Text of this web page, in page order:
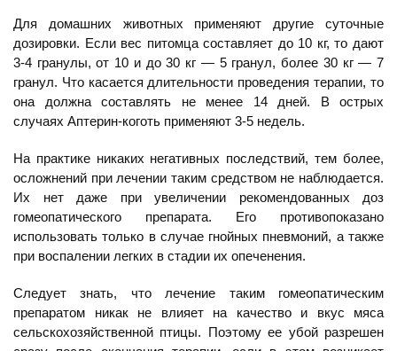
Для домашних животных применяют другие суточные
дозировки. Если вес питомца составляет до 10 кг, то дают
3-4 гранулы, от 10 и до 30 кг — 5 гранул, более 30 кг — 7
гранул. Что касается длительности проведения терапии, то
она должна составлять не менее 14 дней. В острых
случаях Аптерин-коготь применяют 3-5 недель.
На практике никаких негативных последствий, тем более,
осложнений при лечении таким средством не наблюдается.
Их нет даже при увеличении рекомендованных доз
гомеопатического препарата. Его противопоказано
использовать только в случае гнойных пневмоний, а также
при воспалении легких в стадии их опеченения.
Следует знать, что лечение таким гомеопатическим
препаратом никак не влияет на качество и вкус мяса
сельскохозяйственной птицы. Поэтому ее убой разрешен